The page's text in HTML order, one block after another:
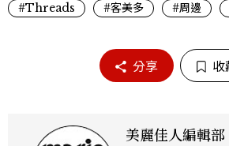
#Threads
#客美多 #周邊
分享 收
美麗佳人編輯部